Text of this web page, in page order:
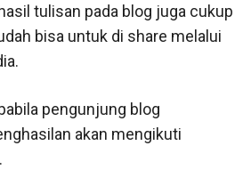
tulisan pada blog juga cukup
bisa untuk di share melalui
pengunjung blog
akan mengikuti